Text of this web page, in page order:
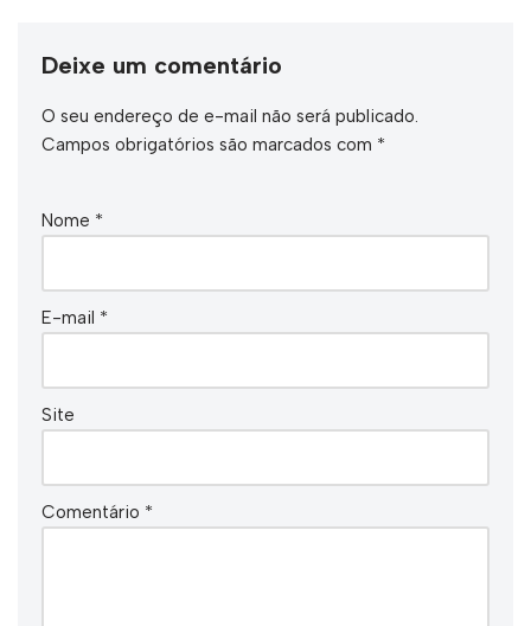
Deixe um comentário
O seu endereço de e-mail não será publicado.
Campos obrigatórios são marcados com *
Nome *
E-mail *
Site
Comentário *